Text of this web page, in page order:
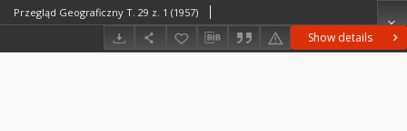
Show details
Przegląd Geograficzny T. 29 z. 1 (1957)